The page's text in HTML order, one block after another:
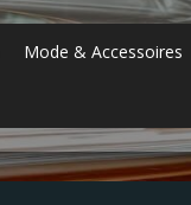
Mode & Accessoires